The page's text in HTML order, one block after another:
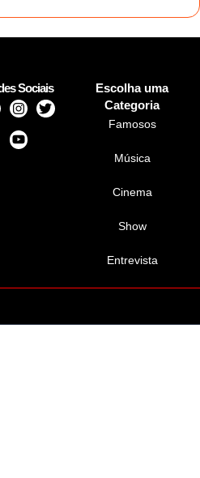
Sociais
Escolha uma
Categoria
Famosos
Música
Cinema
Show
Entrevista